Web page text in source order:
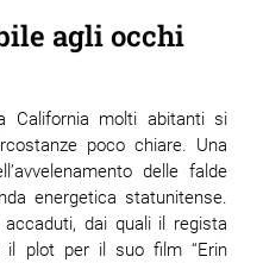
agli occhi
California molti abitanti si
poco chiare. Una
delle falde
energetica statunitense.
dai quali il regista
plot per il suo film ‘‘Erin